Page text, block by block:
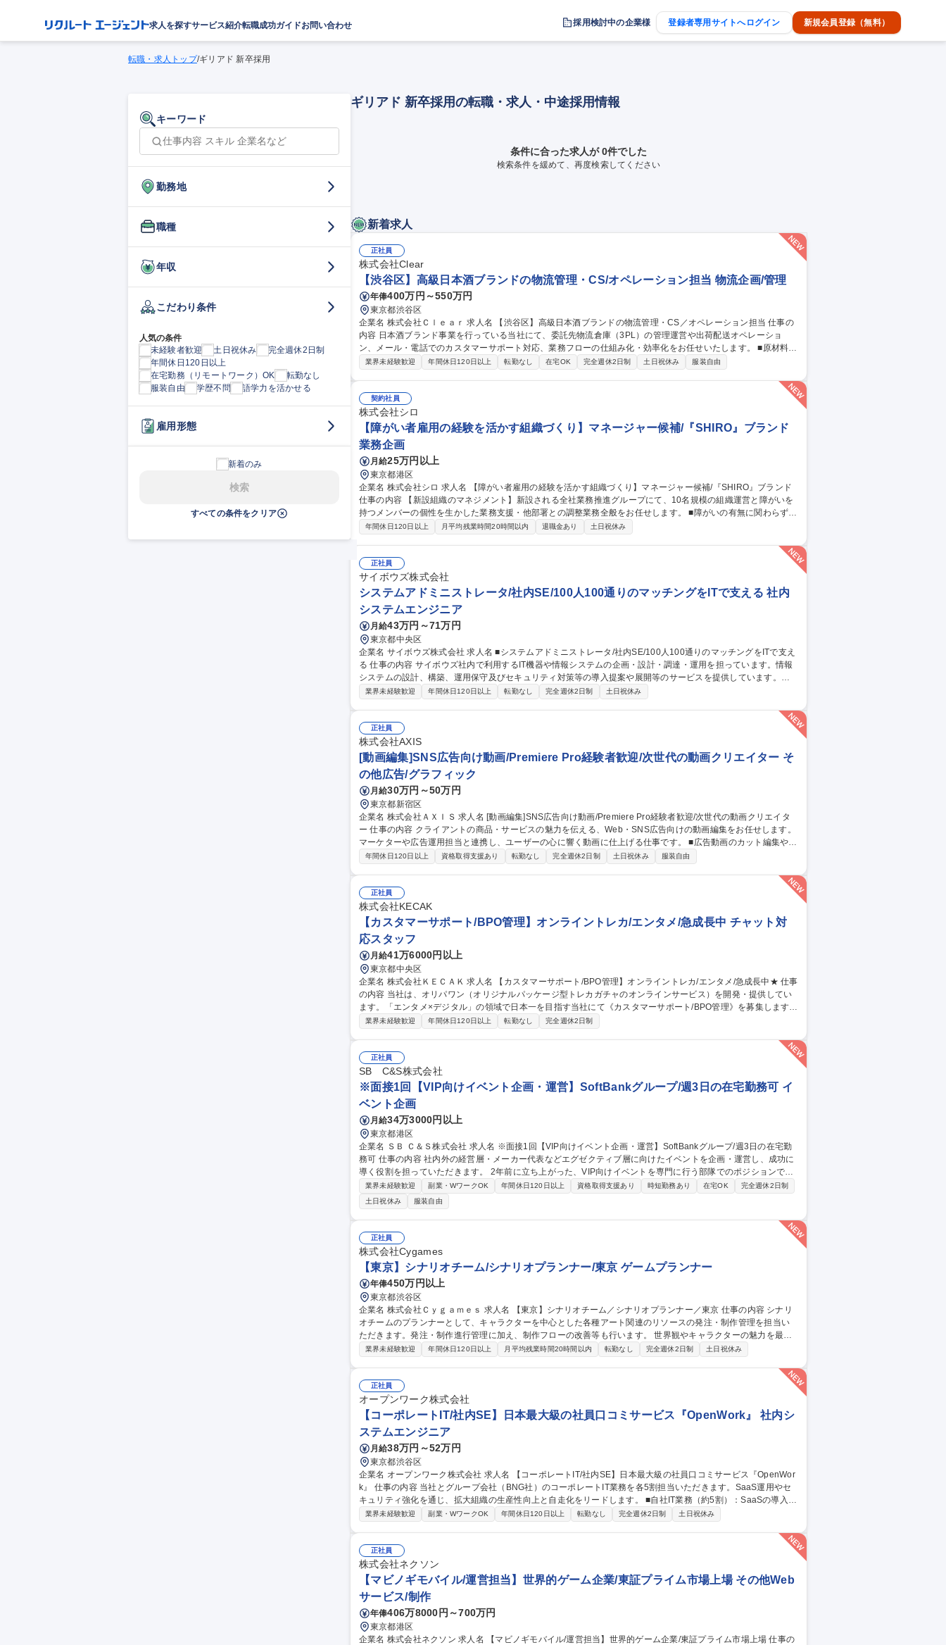
求人を探すサービス紹介転職成功ガイドお問い合わせ 採用検討中の企業様 登録者専用サイトへログイン 新規会員登録（無料）
転職・求人トップ/ギリアド 新卒採用
キーワード
勤務地
職種
年収
こだわり条件
人気の条件
未経験者歓迎
土日祝休み
完全週休2日制
年間休日120日以上
在宅勤務（リモートワーク）OK
転勤なし
服装自由
学歴不問 語学力を活かせる
雇用形態
新着のみ
検索
すべての条件をクリア
ギリアド 新卒採用の転職・求人・中途採用情報
条件に合った求人が 0件でした
検索条件を緩めて、再度検索してください
新着求人
正社員
株式会社Clear
【渋谷区】高級日本酒ブランドの物流管理・CS/オペレーション担当 物流企画/管理
年俸400万円～550万円
東京都渋谷区
企業名 株式会社Ｃｌｅａｒ 求人名 【渋谷区】高級日本酒ブランドの物流管理・CS／オペレーション担当 仕事の
内容 日本酒ブランド事業を行っている当社にて、委託先物流倉庫（3PL）の管理運営や出荷配送オペレーショ
ン、メール・電話でのカスタマーサポート対応、業務フローの仕組み化・効率化をお任せいたします。 ■原材料・
資材等の購買・発注業務および適正な在庫管理・棚卸業務 ■委託先物流倉庫（3PL）の管理・運営および効率的な
理・CS／オペレーション担当
業界未経験歓迎 年間休日120日以上 転勤なし 在宅OK 完全週休2日制 土日祝休み 服装自由
契約社員
株式会社シロ
【障がい者雇用の経験を活かす組織づくり】マネージャー候補/『SHIRO』ブランド
業務企画
月給25万円以上
東京都港区
企業名 株式会社シロ 求人名 【障がい者雇用の経験を活かす組織づくり】マネージャー候補/『SHIRO』ブランド
仕事の内容 【新設組織のマネジメント】新設される全社業務推進グループにて、10名規模の組織運営と障がいを
持つメンバーの個性を生かした業務支援・他部署との調整業務全般をお任せします。 ■障がいの有無に関わらずと
もに働くことが当たり前となる職場づくり ■メンバーの業務支援、相談対応、メンタルケア ■一人ひとりの個性に
マネージャー候補/『SHIRO』ブランド
年間休日120日以上 月平均残業時間20時間以内 退職金あり 土日祝休み
正社員
サイボウズ株式会社
システムアドミニストレータ/社内SE/100人100通りのマッチングをITで支える 社内
システムエンジニア
月給43万円～71万円
東京都中央区
企業名 サイボウズ株式会社 求人名 ■システムアドミニストレータ/社内SE/100人100通りのマッチングをITで支え
る 仕事の内容 サイボウズ社内で利用するIT機器や情報システムの企画・設計・調達・運用を担っています。情報
システムの設計、構築、運用保守及びセキュリティ対策等の導入提案や展開等のサービスを提供しています。
【業務内容】■サイボウズの働き方を支えるITシステムの設計/構築/運用保守■社内用IaaS/SaaS/Idpの設計/構築/運
※当社の企業理念を実現するための社内環境づくり、つまり「チームワークあふれる“会社”を創る」ために「いつ
でも、どこでも、誰とでも、最高の仕事ができるITを提供する」をミッションとしています 募集職種 ■システムア
ドミニストレータ/社内SE/100人100通りのマッチングをITで支える
業界未経験歓迎 年間休日120日以上 転勤なし 完全週休2日制 土日祝休み
正社員
株式会社AXIS
[動画編集]SNS広告向け動画/Premiere Pro経験者歓迎/次世代の動画クリエイター そ
の他広告/グラフィック
月給30万円～50万円
東京都新宿区
企業名 株式会社ＡＸＩＳ 求人名 [動画編集]SNS広告向け動画/Premiere Pro経験者歓迎/次世代の動画クリエイタ
ー 仕事の内容 クライアントの商品・サービスの魅力を伝える、Web・SNS広告向けの動画編集をお任せします。
マーケターや広告運用担当と連携し、ユーザーの心に響く動画に仕上げる仕事です。 ■広告動画のカット編集やテ
ロップ・効果音・BGMの挿入■素材の選定・組み合わせ及び配信媒体に合わせた調整■広告運用担当のフィードバ
のスケジュール・納期管理■マーケティング視点を活かした構成のブラッシュアップ■配信結果データを活かした
クリエイティブの改善 募集職種 [動画編集]SNS広告向け動画/Premiere Pro経験者歓迎/次世代の動画クリエイター
年間休日120日以上 資格取得支援あり 転勤なし 完全週休2日制 土日祝休み 服装自由
正社員
株式会社KECAK
【カスタマーサポート/BPO管理】オンライントレカ/エンタメ/急成長中 チャット対
応スタッフ
月給41万6000円以上
東京都中央区
企業名 株式会社ＫＥＣＡＫ 求人名 【カスタマーサポート/BPO管理】オンライントレカ/エンタメ/急成長中★ 仕事
の内容 当社は、オリパワン（オリジナルパッケージ型トレカガチャのオンラインサービス）を開発・提供してい
ます。「エンタメ×デジタル」の領域で日本一を目指す当社にて《カスタマーサポート/BPO管理》を募集します！
社内CSチームの一員としてBPO（外部委託先）の管理・育成をご担当。品質管理や教育、社内連携を通じサービ
新 ■対応品質モニタリング・SLA/KPI管理 ■トレーニング実施・フィードバック 【仕事の魅力】急成長組織でCS
の仕組み化に挑戦でき、ユーザーの熱量を直に感じながら体験価値向上に貢献できます。 募集職種 【カスタマー
サポート/BPO管理】オンライントレカ/エンタメ/急成長中★
業界未経験歓迎 年間休日120日以上 転勤なし 完全週休2日制
正社員
SB C&S株式会社
※面接1回【VIP向けイベント企画・運営】SoftBankグループ/週3日の在宅勤務可 イ
ベント企画
月給34万3000円以上
東京都港区
企業名 ＳＢ Ｃ＆Ｓ株式会社 求人名 ※面接1回【VIP向けイベント企画・運営】SoftBankグループ/週3日の在宅勤
務可 仕事の内容 社内外の経営層・メーカー代表などエグゼクティブ層に向けたイベントを企画・運営し、成功に
導く役割を担っていただきます。 2年前に立ち上がった、VIP向けイベントを専門に行う部隊でのポジションで
す。イベント開催回数も年々増加傾向にあり、より多くの方々に感動と体験を届けるため、組織体制の強化に向
けた採用となります。 【詳細】社内外の各種イベントの企画・運営サポート、VIPイベントの進行管理、イベント
当日の運営・調整、関係各所とのコミュニケーション等 募集職種 ※面接1回【VIP向けイベント企画・運営】Soft
Bankグループ/週3日の在宅勤務可
業界未経験歓迎 副業・WワークOK 年間休日120日以上 資格取得支援あり 時短勤務あり 在宅OK
完全週休2日制
土日祝休み
服装自由
正社員
株式会社Cygames
【東京】シナリオチーム/シナリオプランナー/東京 ゲームプランナー
年俸450万円以上
東京都渋谷区
企業名 株式会社Ｃｙｇａｍｅｓ 求人名 【東京】シナリオチーム／シナリオプランナー／東京 仕事の内容 シナリ
オチームのプランナーとして、キャラクターを中心とした各種アート関連のリソースの発注・制作管理を担当い
ただきます。発注・制作進行管理に加え、制作フローの改善等も行います。 世界観やキャラクターの魅力を最大
限に引き出すことをミッションとして、シナリオライターやディレクター、各制作セクションと連携しながら、
ど各種リソースの発注 ■各種リソースの管理、および発注フロー・レギュレーションの整備 ■各種リソース・制作
物の監修 募集職種 【東京】シナリオチーム／シナリオプランナー／東京
業界未経験歓迎 年間休日120日以上 月平均残業時間20時間以内 転勤なし 完全週休2日制 土日祝休み
正社員
オープンワーク株式会社
【コーポレートIT/社内SE】日本最大級の社員口コミサービス『OpenWork』 社内シ
ステムエンジニア
月給38万円～52万円
東京都渋谷区
企業名 オープンワーク株式会社 求人名 【コーポレートIT/社内SE】日本最大級の社員口コミサービス『OpenWor
k』 仕事の内容 当社とグループ会社（BNG社）のコーポレートIT業務を各5割担当いただきます。SaaS運用やセ
キュリティ強化を通じ、拡大組織の生産性向上と自走化をリードします。 ■自社IT業務（約5割）：SaaSの導入・
運用改善、OA機器管理、ISMS運用等のセキュリティ強化、社内ヘルプデスク。 ■BNG社IT支援（約5割・週2～3
構築・規程整備。 ★出向ではなく親会社のサポートを受けつつ、自身の裁量でIT環境を設計・自走化へ導く新設
業界未経験歓迎 副業・WワークOK 年間休日120日以上 転勤なし 完全週休2日制 土日祝休み
正社員
株式会社ネクソン
【マビノギモバイル/運営担当】世界的ゲーム企業/東証プライム市場上場 その他Web
サービス/制作
年俸406万8000円～700万円
東京都港区
企業名 株式会社ネクソン 求人名 【マビノギモバイル/運営担当】世界的ゲーム企業/東証プライム市場上場 仕事の